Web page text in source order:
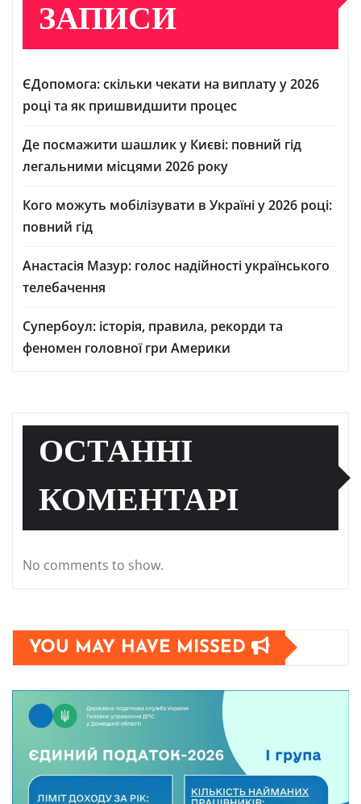
ЗАПИСИ
ЄДопомога: скільки чекати на виплату у 2026
році та як пришвидшити процес
Де посмажити шашлик у Києві: повний гід
легальними місцями 2026 року
Кого можуть мобілізувати в Україні у 2026 році:
повний гід
Анастасія Мазур: голос надійності українського
телебачення
Супербоул: історія, правила, рекорди та
феномен головної гри Америки
ОСТАННІ
КОМЕНТАРІ
No comments to show.
YOU MAY HAVE MISSED